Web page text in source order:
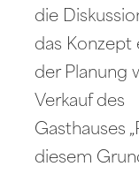
die
das Konzept
der Planung
Verkauf des
Gasthauses
diesem